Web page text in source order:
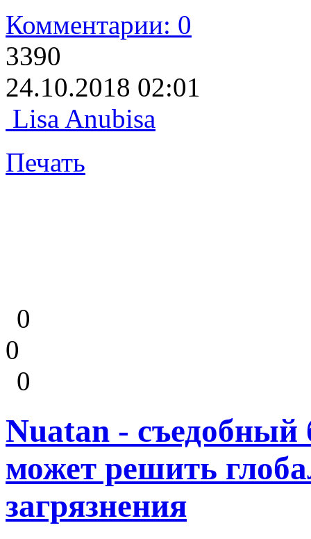
Комментарии: 0
3390
24.10.2018 02:01
Lisa Anubisa
Печать
0
0
0
Nuatan - съедобный
может решить
загрязнения